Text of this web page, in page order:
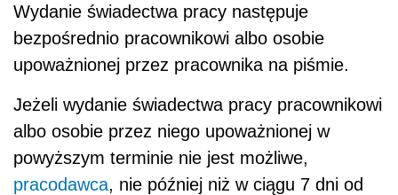
Wydanie świadectwa pracy następuje
bezpośrednio pracownikowi albo osobie
upoważnionej przez pracownika na piśmie.
Jeżeli wydanie świadectwa pracy pracownikowi
albo osobie przez niego upoważnionej w
powyższym terminie nie jest możliwe,
pracodawca, nie później niż w ciągu 7 dni od